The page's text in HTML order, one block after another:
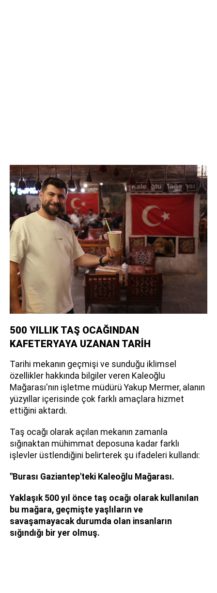
500 YILLIK TAŞ OCAĞINDAN
KAFETERYAYA UZANAN TARİH
Tarihi mekanın geçmişi ve sunduğu iklimsel
özellikler hakkında bilgiler veren Kaleoğlu
Mağarası'nın işletme müdürü Yakup Mermer, alanın
yüzyıllar içerisinde çok farklı amaçlara hizmet
ettiğini aktardı.
Taş ocağı olarak açılan mekanın zamanla
sığınaktan mühimmat deposuna kadar farklı
işlevler üstlendiğini belirterek şu ifadeleri kullandı:
"Burası Gaziantep'teki Kaleoğlu Mağarası.
Yaklaşık 500 yıl önce taş ocağı olarak kullanılan
bu mağara, geçmişte yaşlıların ve
savaşamayacak durumda olan insanların
sığındığı bir yer olmuş.